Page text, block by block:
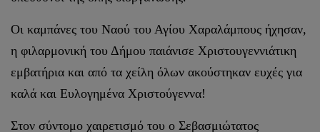
Οι καμπάνες του Ναού του Αγίου Χαραλάμπους ήχησαν,
η φιλαρμονική του Δήμου παιάνισε Χριστουγεννιάτικη
εμβατήρια και από τα χείλη όλων ακούστηκαν ευχές για
καλά και Ευλογημένα Χριστούγεννα!
Στον σύντομο χαιρετισμό του ο Σεβασμιώτατος